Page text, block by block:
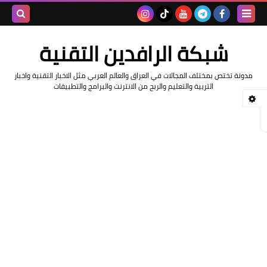
شبكة الرافدين التقنية
مدونة تختص بمختلف المجالات في العراق والعالم العربي مثل الاخبار التقنية واخبار
التربية والتعليم والربح من الانترنت والبرامج والتطبيقات